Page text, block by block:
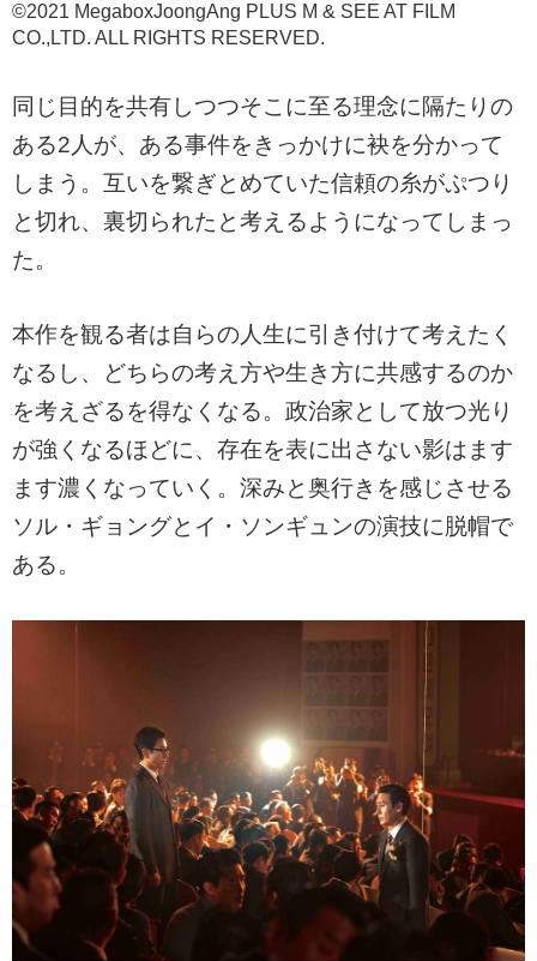
©2021 MegaboxJoongAng PLUS M & SEE AT FILM
CO.,LTD. ALL RIGHTS RESERVED.
同じ目的を共有しつつそこに至る理念に隔たりの
ある2人が、ある事件をきっかけに袂を分かって
しまう。互いを繋ぎとめていた信頼の糸がぷつり
と切れ、裏切られたと考えるようになってしまっ
た。
本作を観る者は自らの人生に引き付けて考えたく
なるし、どちらの考え方や生き方に共感するのか
を考えざるを得なくなる。政治家として放つ光り
が強くなるほどに、存在を表に出さない影はます
ます濃くなっていく。深みと奥行きを感じさせる
ソル・ギョングとイ・ソンギュンの演技に脱帽で
ある。